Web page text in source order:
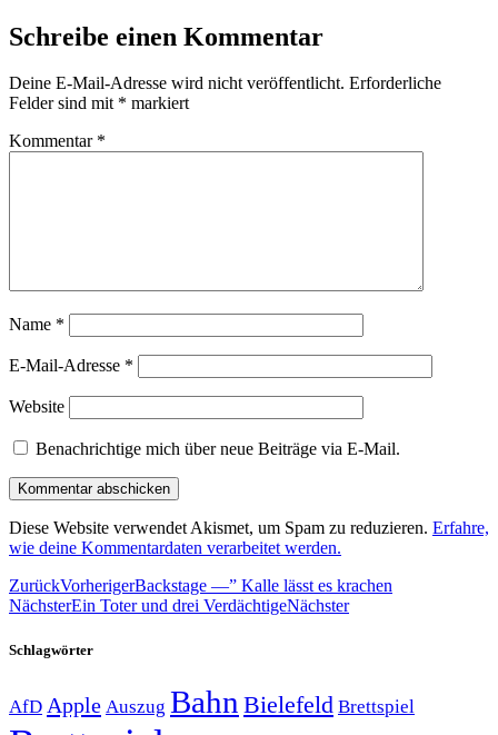
Schreibe einen Kommentar
Deine E-Mail-Adresse wird nicht veröffentlicht. Erforderliche
Felder sind mit * markiert
Kommentar *
Name *
E-Mail-Adresse *
Website
Benachrichtige mich über neue Beiträge via E-Mail.
Diese Website verwendet Akismet, um Spam zu reduzieren. Erfahre,
wie deine Kommentardaten verarbeitet werden.
ZurückVorherigerBackstage —” Kalle lässt es krachen
NächsterEin Toter und drei VerdächtigeNächster
Schlagwörter
AfD Apple Auszug Bahn Bielefeld Brettspiel